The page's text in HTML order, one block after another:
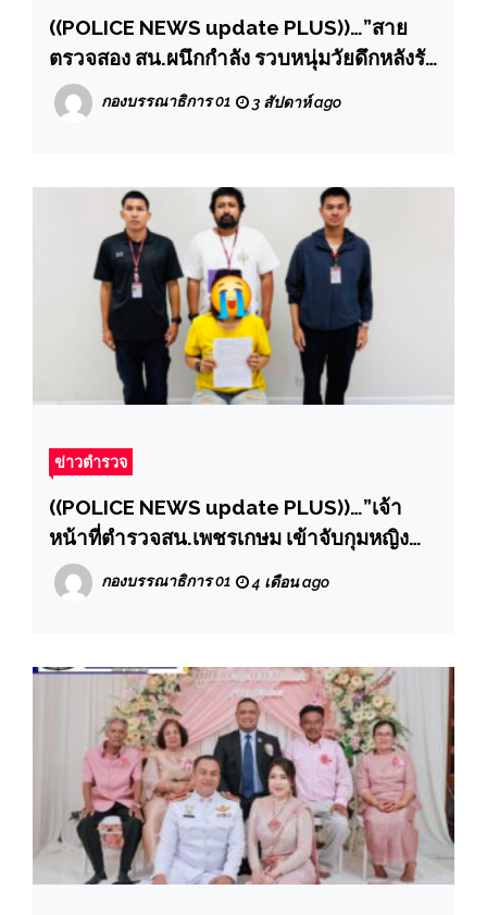
((POLICE NEWS update PLUS))…”สาย
ตรวจสอง สน.ผนึกกำลัง รวบหนุ่มวัยดึกหลังรับ
แจ้งแอบส่องใต้กระโปรงสาวขณะขึ้นรถไฟฟ้า
ตรวจสอบพบคลิปแอบถ่ายอื้อ
กองบรรณาธิการ 01 3 สัปดาห์ ago
ข่าวตำรวจ
((POLICE NEWS update PLUS))…”เจ้า
หน้าที่ตำรวจสน.เพชรเกษม เข้าจับกุมหญิง
อายุ34ปีข้อหา“ร่วมกันฉ้อโกงประชาชนโดย
แสดงตนเป็นคนอื่น , ร่วมกันโดยทุจริตหรือ
กองบรรณาธิการ 01 4 เดือน ago